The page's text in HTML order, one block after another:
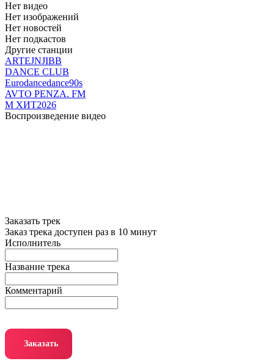
Нет видео
Нет изображений
Нет новостей
Нет подкастов
Другие станции
ARTEJNJIBB
DANCE CLUB
Eurodancedance90s
AVTO PENZA. FM
М ХИТ2026
Воспроизведение видео
Заказать трек
Заказ трека доступен раз в 10 минут
Исполнитель
Название трека
Комментарий
Заказать